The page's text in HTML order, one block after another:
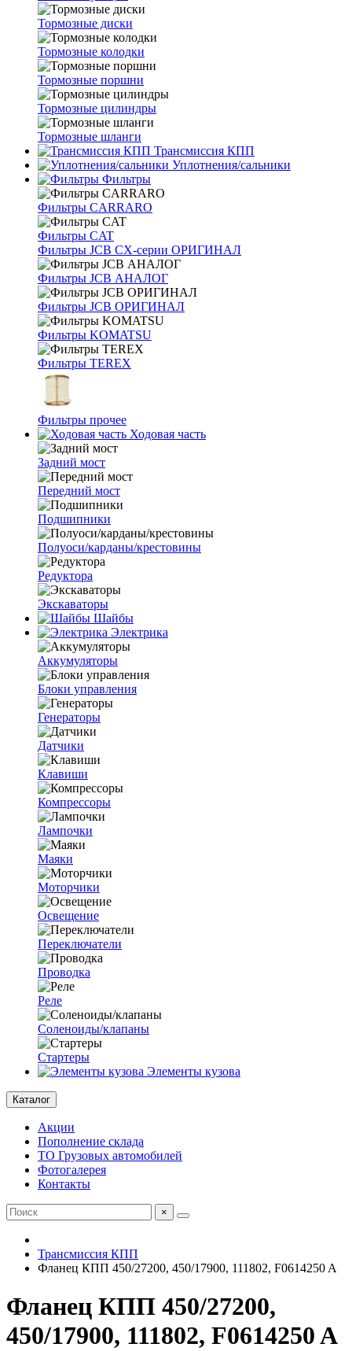
Тормозные диски
Тормозные колодки
Тормозные поршни
Тормозные цилиндры
Тормозные шланги
Трансмиссия КПП
Уплотнения/сальники
Фильтры
Фильтры CARRARO
Фильтры CAT
Фильтры JCB CX-серии ОРИГИНАЛ
Фильтры JCB АНАЛОГ
Фильтры JCB ОРИГИНАЛ
Фильтры KOMATSU
Фильтры TEREX
Фильтры прочее
Ходовая часть
Задний мост
Передний мост
Подшипники
Полуоси/карданы/крестовины
Редуктора
Экскаваторы
Шайбы
Электрика
Аккумуляторы
Блоки управления
Генераторы
Датчики
Клавиши
Компрессоры
Лампочки
Маяки
Моторчики
Освещение
Переключатели
Проводка
Реле
Соленоиды/клапаны
Стартеры
Элементы кузова
Каталог
Акции
Пополнение склада
ТО Грузовых автомобилей
Фотогалерея
Контакты
×
Трансмиссия КПП
Фланец КПП 450/27200, 450/17900, 111802, F0614250 A
Фланец КПП 450/27200,
450/17900, 111802, F0614250 A